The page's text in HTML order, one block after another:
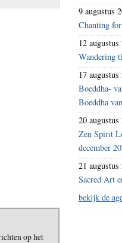
op het
9 augustus
Chanting
12 augustus
Wandering
17 augustus
Boeddha-
Boeddha
20 augustus
Zen Spirit
december
21 augustus
Sacred Art
bekijk de